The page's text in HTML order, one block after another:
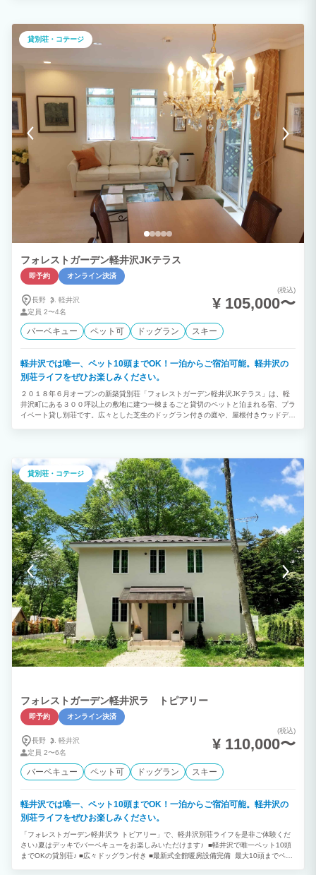
ング付ソファや大型TV、デスクが備わったお部屋です。 50inchTV (Amazon prime
video,Disney+視聴可能) 大きな窓からは四季折々の庭の景色を楽しめます。 ---マッサ
ージシャワー付シャワールーム、ウォシュレットトイレ ○メインベッドルーム[2]（ク
イーン1台） 薄いピンク色で統一した遊び心溢れるお部屋です。 赤色の高級リクライ
ニングソファーには、UBS充電口やQi非接触充電パッド付。 ---シャワールーム、ウォ
シュレットトイレ ○ツインルーム（シングルベッド×２） ２室 ○キッチン設備 ・
IH（３口）・食洗機付システムキッチン ・バルミューダ製トースター・ケトル ・電子
レンジ、冷蔵庫、お皿、グラス、カトラリー類 【その他設備】 ・Wi-Fi完備 ・勝手口
玄関には、スキーブーツやウェアの収納スペースがございます。 ・乾燥機能付き洗濯
機 1台 ・ウォシュレットトイレ 独立2室、シャワールーム 2室
貸別荘・コテージ
フォレストガーデン軽井沢JKテラス
即予約 オンライン決済
長野
軽井沢
定員 2〜4名
(税込)
¥ 105,000〜
バーベキュー ペット可 ドッグラン スキー
軽井沢では唯一、ペット10頭までOK！一泊からご宿泊可能。軽井沢の
別荘ライフをぜひお楽しみください。
２０１８年６月オープンの新築貸別荘「フォレストガーデン軽井沢JKテラス」は、軽
井沢町にある３００坪以上の敷地に建つ一棟まるごと貸切のペットと泊まれる宿、プラ
イベート貸し別荘です。広々とした芝生のドッグラン付きの庭や、屋根付きウッドデッ
貸別荘・コテージ
フォレストガーデン軽井沢ラ トピアリー
即予約 オンライン決済
長野
軽井沢
定員 2〜6名
(税込)
¥ 110,000〜
バーベキュー ペット可 ドッグラン スキー
軽井沢では唯一、ペット10頭までOK！一泊からご宿泊可能。軽井沢の
別荘ライフをぜひお楽しみください。
「フォレストガーデン軽井沢ラ トピアリー」で、軽井沢別荘ライフを是非ご体験くだ
さい♪夏はデッキでバーベキューをお楽しみいただけます♪ ■軽井沢で唯一ペット10頭
までOKの貸別荘♪ ■広々ドッグラン付き ■最新式全館暖房設備完備 最大10頭までペッ